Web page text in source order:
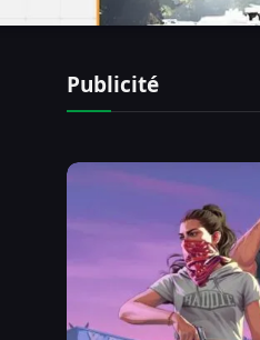
Publicité